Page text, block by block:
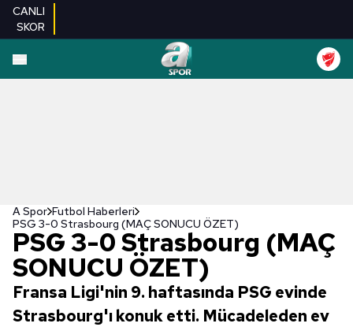
CANLI
SKOR
A Spor Futbol Haberleri
PSG 3-0 Strasbourg (MAÇ SONUCU ÖZET)
PSG 3-0 Strasbourg (MAÇ
SONUCU ÖZET)
Fransa Ligi'nin 9. haftasında PSG evinde
Strasbourg'ı konuk etti. Mücadeleden ev